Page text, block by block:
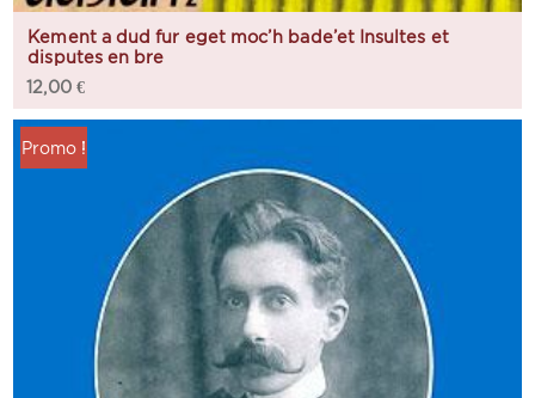
Kement a dud fur eget moc’h bade’et Insultes et
disputes en bre
12,00€
Promo !